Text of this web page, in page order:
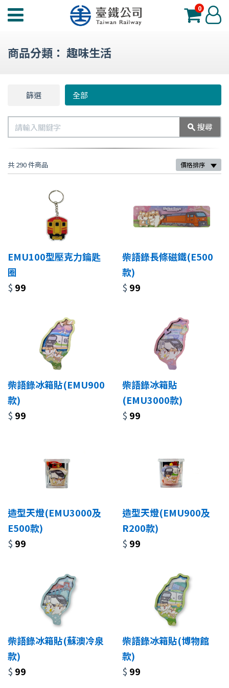
臺
工
選
單
0 登
入
商品分類： 趣味生活
篩選 全部
選
搜尋
共 290 件商品 價格排序
EMU100型壓克力鑰匙
圈
$ 99
柴語錄長條磁鐵(E500
款)
$ 99
柴語錄冰箱貼(EMU900
款)
$ 99
柴語錄冰箱貼
(EMU3000款)
$ 99
造型天燈(EMU3000及
E500款)
$ 99
造型天燈(EMU900及
R200款)
$ 99
柴語錄冰箱貼(蘇澳冷泉
款)
$ 99
柴語錄冰箱貼(博物館
款)
$ 99